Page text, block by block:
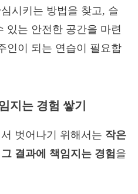
시키는 방법을 찾고, 슬
있는 안전한 공간을 마련
인이 되는 연습이 필요합
지는 경험 쌓기
벗어나기 위해서는 작은
결과에 책임지는 경험을